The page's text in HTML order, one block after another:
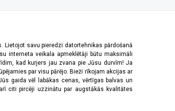
savu pieredzi datortehnikas pārdošanā
interneta veikala apmeklētāji būtu maksimāli
kad kurjers jau zvana pie Jūsu durvīm! Ja
par visu pārējo. Bieži rīkojam akcijas ar
gaida vēl labākas cenas, vērtīgas balvas un
citi pircēji uzzinātu par augstākās kvalitātes